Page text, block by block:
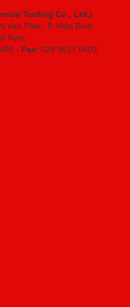
Trading Co., Ltd.)
Vạn Phúc, P. Hiệp Bình
Nam
- Fax: 028 3517 0403